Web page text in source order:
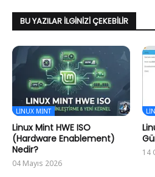
BU YAZILAR İLGINIZI ÇEKEBILIR
LINUX MINT
Linux Mint HWE ISO
(Hardware Enablement)
Nedir?
04 Mayıs 2026
14